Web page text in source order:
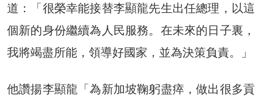
道：「很榮幸能接替李顯龍先生出任總理，以這
個新的身份繼續為人民服務。在未來的日子裏，
我將竭盡所能，領導好國家，並為決策負責。」
他讚揚李顯龍「為新加坡鞠躬盡瘁，做出很多貢